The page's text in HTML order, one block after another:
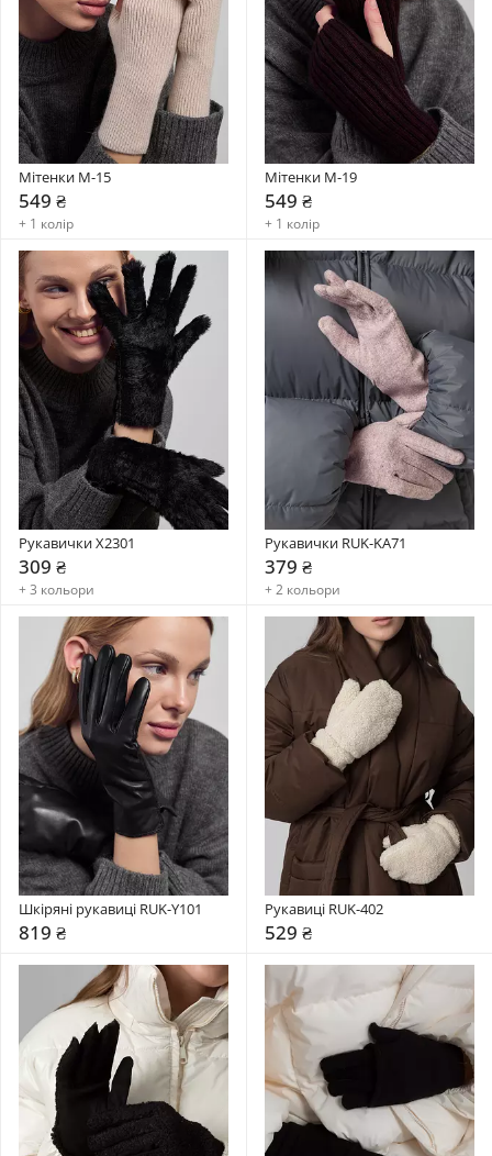
Мітенки М-15
549 ₴
+ 1 колір
Мітенки М-19
549 ₴
+ 1 колір
Рукавички X2301
309 ₴
+ 3 кольори
Рукавички RUK-KA71
379 ₴
+ 2 кольори
Шкіряні рукавиці RUK-Y101
819 ₴
Рукавиці RUK-402
529 ₴